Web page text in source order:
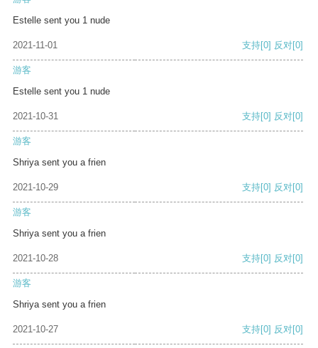
Estelle sent you 1 nude
2021-11-01 支持[0] 反对[0]
游客
Estelle sent you 1 nude
2021-10-31 支持[0] 反对[0]
游客
Shriya sent you a frien
2021-10-29 支持[0] 反对[0]
游客
Shriya sent you a frien
2021-10-28 支持[0] 反对[0]
游客
Shriya sent you a frien
2021-10-27 支持[0] 反对[0]